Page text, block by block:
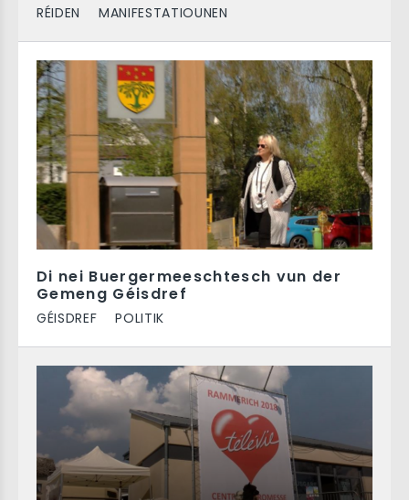
RÉIDEN MANIFESTATIOUNEN
Di nei Buergermeeschtesch vun der
Gemeng Géisdref
GÉISDREF POLITIK